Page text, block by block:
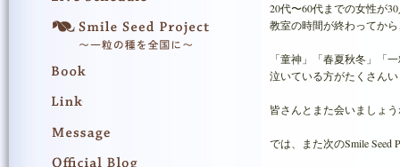
20代〜60代までの女性が
教室の時間が終わってか
「童神」「春夏秋冬」「
泣いている方がたくさん
皆さんとまた会いましょ
では、また次のSmile Seed